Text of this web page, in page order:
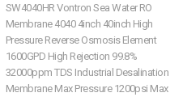
SW4040HR Vontron Sea Water RO
Membrane 4040 4inch 40inch High
Pressure Reverse Osmosis Element
1600GPD High Rejection 99.8%
32000ppm TDS Industrial Desalination
Membrane Max Pressure 1200psi Max